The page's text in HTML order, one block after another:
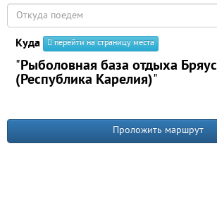
Куда перейти на страницу места
"Рыболовная база отдыха Бряус
(Республика Карелия)"
Проложить маршрут